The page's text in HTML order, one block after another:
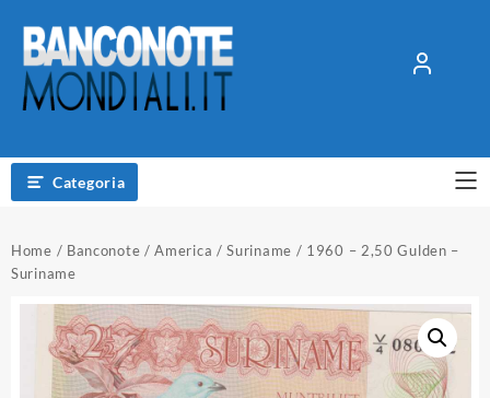
contenuto
Categoria
Home / Banconote /America /Suriname / 1960 – 2,50 Gulden –
Suriname